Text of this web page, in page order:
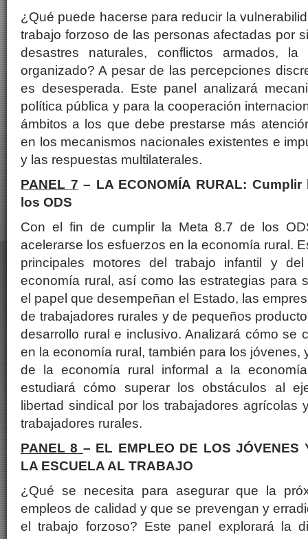
¿Qué puede hacerse para reducir la
trabajo forzoso de las personas afectadas por
desastres naturales, conflictos armados,
organizado? A pesar de las percepciones
es desesperada. Este panel analizará
política pública y para la cooperación
ámbitos a los que debe prestarse más
en los mecanismos nacionales existentes e
y las respuestas multilaterales.
PANEL 7 – LA ECONOMÍA RURAL:
los ODS
Con el fin de cumplir la Meta 8.7 de los
acelerarse los esfuerzos en la economía rural.
principales motores del trabajo infantil y
economía rural, así como las estrategias para
el papel que desempeñan el Estado, las
de trabajadores rurales y de pequeños
desarrollo rural e inclusivo. Analizará cómo se
en la economía rural, también para los jóvenes,
de la economía rural informal a la
estudiará cómo superar los obstáculos al
libertad sindical por los trabajadores agrícolas
trabajadores rurales.
PANEL 8 – EL EMPLEO DE LOS JÓVENES
LA ESCUELA AL TRABAJO
¿Qué se necesita para asegurar que la
empleos de calidad y que se prevengan y
el trabajo forzoso? Este panel explorará la